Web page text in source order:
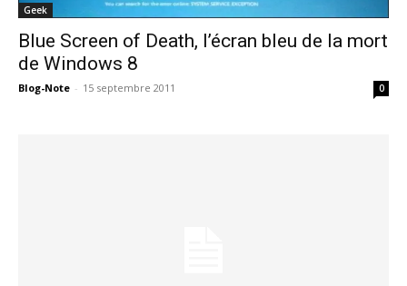
Geek
Blue Screen of Death, l’écran bleu de la mort
de Windows 8
Blog-Note - 15 septembre 2011 0